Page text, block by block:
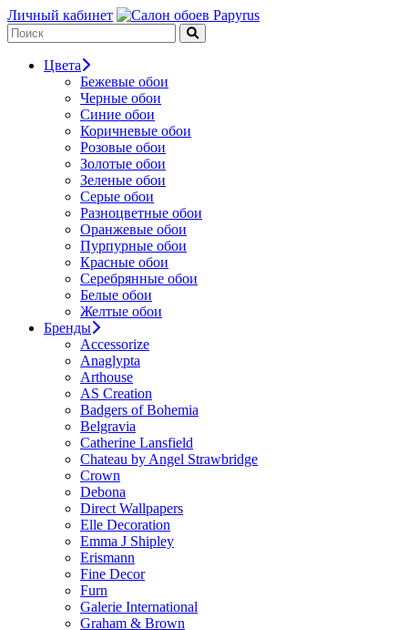
Личный кабинет
Цвета
Бежевые обои
Черные обои
Синие обои
Коричневые обои
Розовые обои
Золотые обои
Зеленые обои
Серые обои
Разноцветные обои
Оранжевые обои
Пурпурные обои
Красные обои
Серебрянные обои
Белые обои
Желтые обои
Бренды
Accessorize
Anaglypta
Arthouse
AS Creation
Badgers of Bohemia
Belgravia
Catherine Lansfield
Chateau by Angel Strawbridge
Crown
Debona
Direct Wallpapers
Elle Decoration
Emma J Shipley
Erismann
Fine Decor
Furn
Galerie International
Graham & Brown